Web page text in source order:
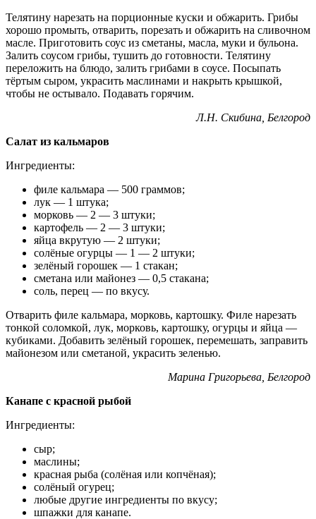
Телятину нарезать на порционные куски и обжарить. Грибы
хорошо промыть, отварить, порезать и обжарить на сливочном
масле. Приготовить соус из сметаны, масла, муки и бульона.
Залить соусом грибы, тушить до готовности. Телятину
переложить на блюдо, залить грибами в соусе. Посыпать
тёртым сыром, украсить маслинами и накрыть крышкой,
чтобы не остывало. Подавать горячим.
Л.Н. Скибина, Белгород
Салат из кальмаров
Ингредиенты:
филе кальмара — 500 граммов;
лук — 1 штука;
морковь — 2 — 3 штуки;
картофель — 2 — 3 штуки;
яйца вкрутую — 2 штуки;
солёные огурцы — 1 — 2 штуки;
зелёный горошек — 1 стакан;
сметана или майонез — 0,5 стакана;
соль, перец — по вкусу.
Отварить филе кальмара, морковь, картошку. Филе нарезать
тонкой соломкой, лук, морковь, картошку, огурцы и яйца —
кубиками. Добавить зелёный горошек, перемешать, заправить
майонезом или сметаной, украсить зеленью.
Марина Григорьева, Белгород
Канапе с красной рыбой
Ингредиенты:
сыр;
маслины;
красная рыба (солёная или копчёная);
солёный огурец;
любые другие ингредиенты по вкусу;
шпажки для канапе.